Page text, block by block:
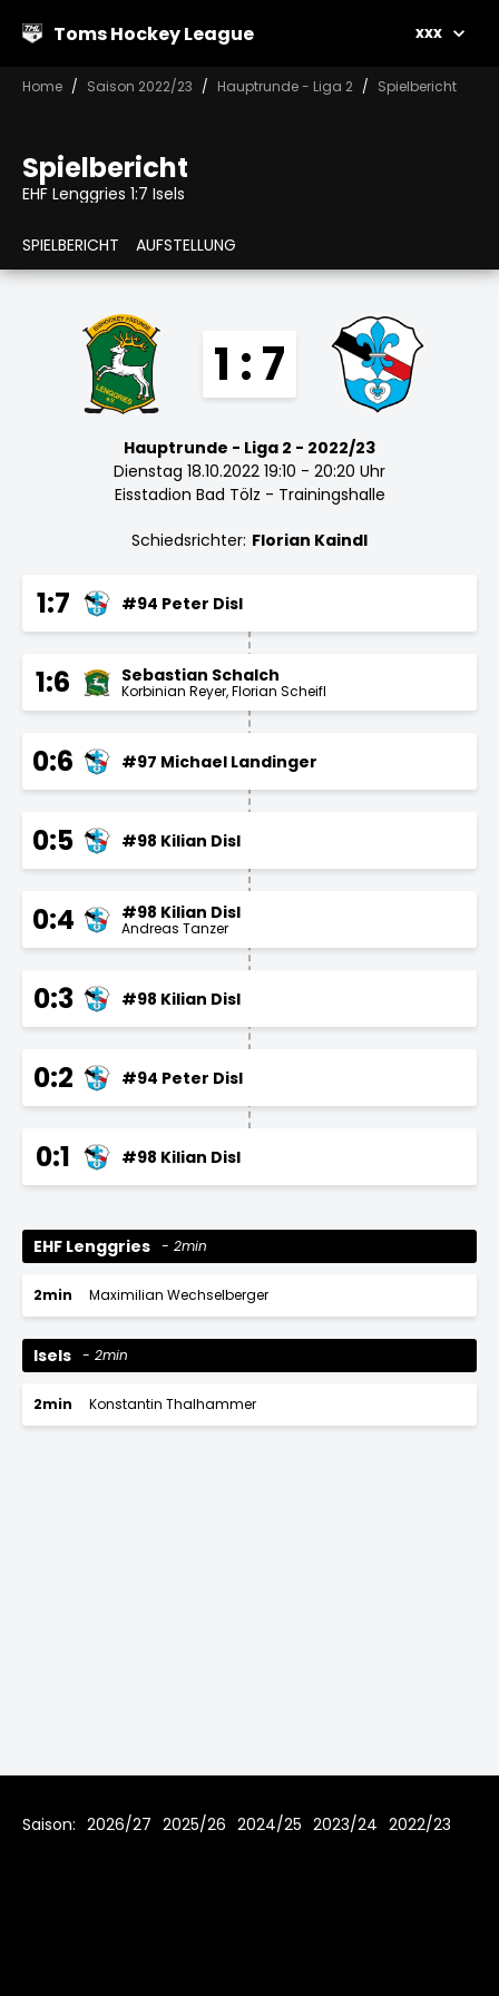
Toms Hockey League xxx
Home Saison 2022/23 Hauptrunde - Liga 2 Spielbericht
Spielbericht
EHF Lenggries 1:7 Isels
SPIELBERICHT AUFSTELLUNG
1 : 7
Hauptrunde - Liga 2 - 2022/23
Dienstag 18.10.2022 19:10 - 20:20 Uhr
Eisstadion Bad Tölz - Trainingshalle
Schiedsrichter: Florian Kaindl
1:7 #94 Peter Disl
1:6 Sebastian Schalch
Korbinian Reyer Florian Scheifl
0:6 #97 Michael Landinger
0:5 #98 Kilian Disl
0:4 #98 Kilian Disl
Andreas Tanzer
0:3 #98 Kilian Disl
0:2 #94 Peter Disl
0:1 #98 Kilian Disl
EHF Lenggries 2min
2min Maximilian Wechselberger
Isels 2min
2min Konstantin Thalhammer
Saison: 2026/27 2025/26 2024/25 2023/24 2022/23